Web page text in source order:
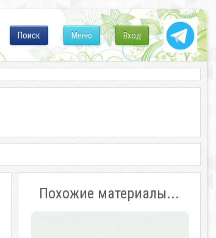
Вход
Меню
Поиск
Похожие материалы...